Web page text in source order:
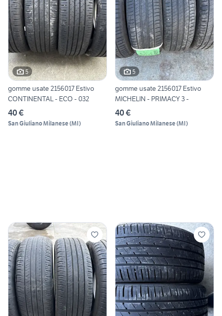
5
gomme usate 2156017 Estivo
CONTINENTAL - ECO - 032
40 €
San Giuliano Milanese(MI)
5
gomme usate 2156017 Estivo
MICHELIN - PRIMACY 3 -
40 €
San Giuliano Milanese(MI)